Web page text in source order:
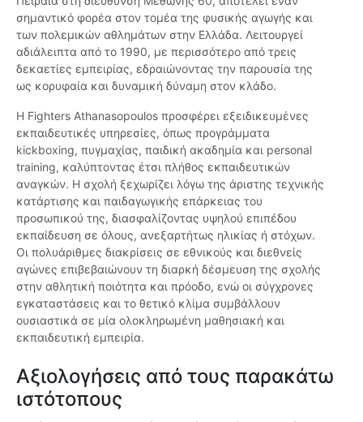
σημαντικό φορέα στον τομέα της φυσικής αγωγής και
των πολεμικών αθλημάτων στην Ελλάδα. Λειτουργεί
αδιάλειπτα από το 1990, με περισσότερο από τρεις
δεκαετίες εμπειρίας, εδραιώνοντας την παρουσία της
ως κορυφαία και δυναμική δύναμη στον κλάδο.
Η Fighters Athanasopoulos προσφέρει εξειδικευμένες
εκπαιδευτικές υπηρεσίες, όπως προγράμματα
kickboxing, πυγμαχίας, παιδική ακαδημία και personal
training, καλύπτοντας έτσι πλήθος εκπαιδευτικών
αναγκών. Η σχολή ξεχωρίζει λόγω της άριστης τεχνικής
κατάρτισης και παιδαγωγικής επάρκειας του
προσωπικού της, διασφαλίζοντας υψηλού επιπέδου
εκπαίδευση σε όλους, ανεξαρτήτως ηλικίας ή στόχων.
Οι πολυάριθμες διακρίσεις σε εθνικούς και διεθνείς
αγώνες επιβεβαιώνουν τη διαρκή δέσμευση της σχολής
στην αθλητική ποιότητα και πρόοδο, ενώ οι σύγχρονες
εγκαταστάσεις και το θετικό κλίμα συμβάλλουν
ουσιαστικά σε μία ολοκληρωμένη μαθησιακή και
εκπαιδευτική εμπειρία.
Αξιολογήσεις από τους παρακάτω
ιστότοπους